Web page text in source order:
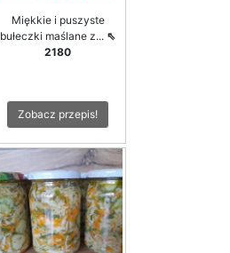
Miękkie i puszyste
bułeczki maślane z... ⇖
2180
Zobacz przepis!